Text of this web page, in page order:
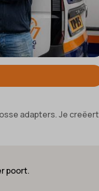
adapters. Je creëert
poort.